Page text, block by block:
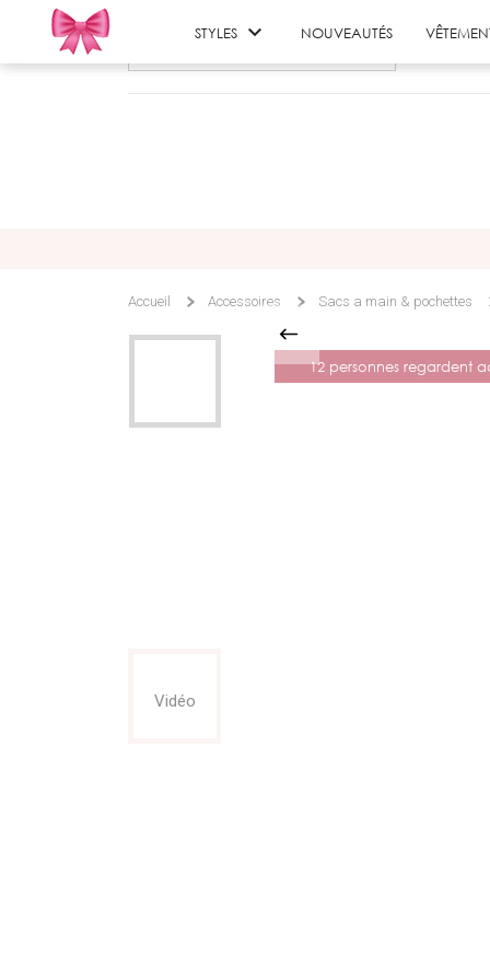
STYLES  NOUVEAUTÉS
Accueil Accessoires Sacs a main & pochettes
Vidéo
12 personnes regardent